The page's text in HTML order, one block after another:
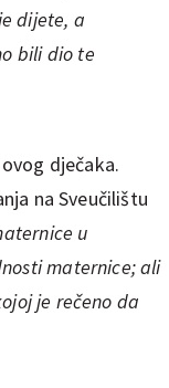
dijete, a
bili dio te
dječaka.
na Sveučilištu
u
maternice; ali
je rečeno da